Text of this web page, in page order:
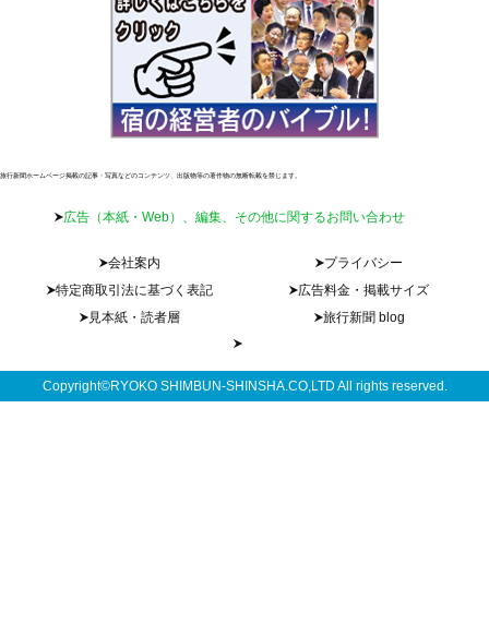
旅行新聞ホームページ掲載の記事・写真などのコンテンツ、出版物等の著作物の無断転載を禁じます。
広告（本紙・Web）、編集、その他に関するお問い合わせ
会社案内
プライバシー
特定商取引法に基づく表記
広告料金・掲載サイズ
見本紙・読者層
旅行新聞 blog
Copyright©RYOKO SHIMBUN-SHINSHA.CO,LTD All rights reserved.